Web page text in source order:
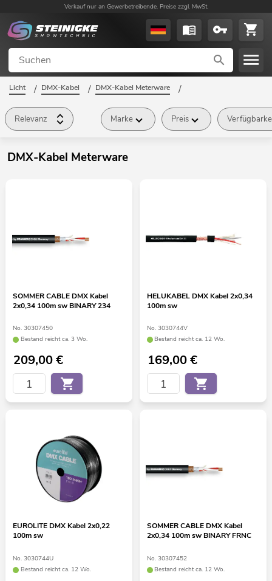
Verkauf nur an Gewerbetreibende. Preise zzgl. MwSt.
Licht / DMX-Kabel / DMX-Kabel Meterware /
Relevanz Marke Preis
DMX-Kabel Meterware
SOMMER CABLE DMX Kabel
2x0,34 100m sw BINARY 234
No. 30307450
Bestand reicht ca. 3 Wo.
209,00€
HELUKABEL DMX Kabel 2x0,34
100m sw
No. 3030744V
Bestand reicht ca. 12 Wo.
169,00€
EUROLITE DMX Kabel 2x0,22
100m sw
No. 3030744U
Bestand reicht ca. 12 Wo.
SOMMER CABLE DMX Kabel
2x0,34 100m sw BINARY FRNC
No. 30307452
Bestand reicht ca. 12 Wo.